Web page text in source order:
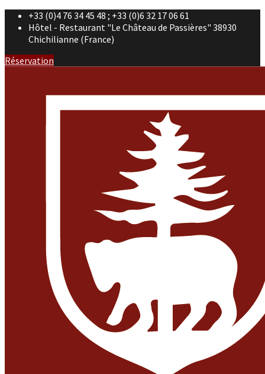
+33 (0)4 76 34 45 48 ; +33 (0)6 32 17 06 61
Hôtel - Restaurant "Le Château de Passières" 38930
Chichilianne (France)
Réservation